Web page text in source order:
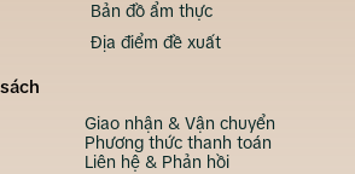
Bản đồ ẩm thực
Địa điểm đề xuất
Giao nhận & Vận chuyển
Phương thức thanh toán
Liên hệ & Phản hồi